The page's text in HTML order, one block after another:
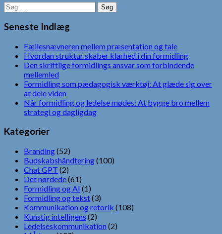
Søg
efter:
Seneste Indlæg
Fællesnævneren mellem præsentation og tale
Hvordan struktur skaber klarhed i din formidling
Den skriftlige formidlings ansvar som forbindende
mellemled
Formidling som pædagogisk værktøj: At glæde sig over
at dele viden
Når formidling og ledelse mødes: At bygge bro mellem
strategi og dagligdag
Kategorier
Branding(52)
Budskabshåndtering(100)
Chat GPT (2)
Det nørdede(61)
Formidling og AI (1)
Formidling og tekst(3)
Kommunikation og retorik (108)
Kunstig intelligens (2)
Ledelseskommunikation (2)